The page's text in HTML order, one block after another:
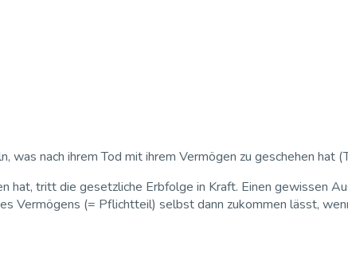
nach ihrem Tod mit ihrem Vermögen zu geschehen hat
tritt die gesetzliche Erbfolge in Kraft. Einen gewissen
Vermögens (= Pflichtteil) selbst dann zukommen lässt,